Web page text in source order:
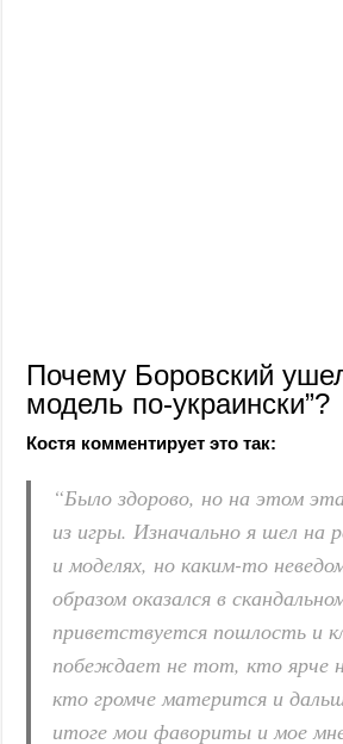
Почему Боровский
модель по-украински”?
Костя комментирует это так:
“Было здорово, но на этом
из игры. Изначально я шел на
и моделях, но каким-то
образом оказался в
приветствуется пошлость и
побеждает не тот, кто ярче
кто громче матерится и
итоге мои фавориты и мое